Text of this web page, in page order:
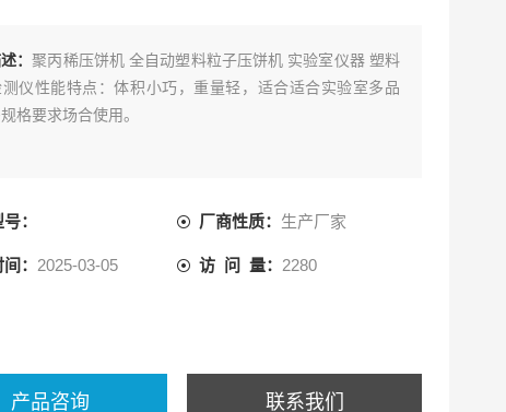
：聚丙稀压饼机 全自动塑料粒子压饼机 实验室仪器 塑料
测仪性能特点：体积小巧，重量轻，适合适合实验室多品
格要求场合使用。
： 厂商性质： 生产厂家
： 2025-03-05 访 问 量： 2280
产品咨询 联系我们